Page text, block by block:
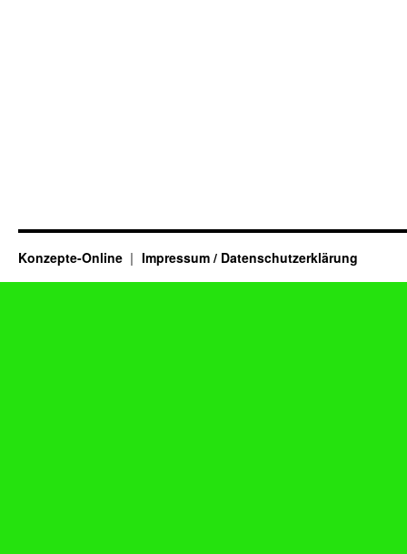
Konzepte-Online Impressum / Datenschutzerklärung